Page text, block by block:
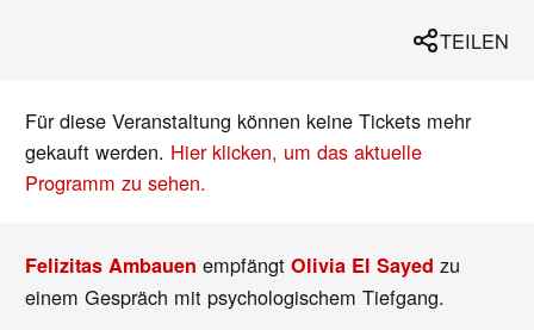
TEILEN
Für diese Veranstaltung können keine Tickets mehr
gekauft werden. Hier klicken, um das aktuelle
Programm zu sehen.
Felizitas Ambauen empfängtOlivia El Sayed zu
einem Gespräch mit psychologischem Tiefgang.